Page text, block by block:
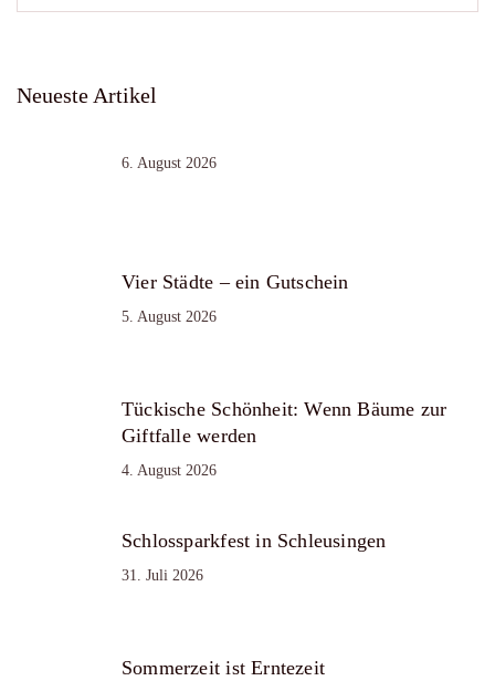
Neueste Artikel
6. August 2026
Vier Städte – ein Gutschein
5. August 2026
Tückische Schönheit: Wenn Bäume zur
Giftfalle werden
4. August 2026
Schlossparkfest in Schleusingen
31. Juli 2026
Sommerzeit ist Erntezeit